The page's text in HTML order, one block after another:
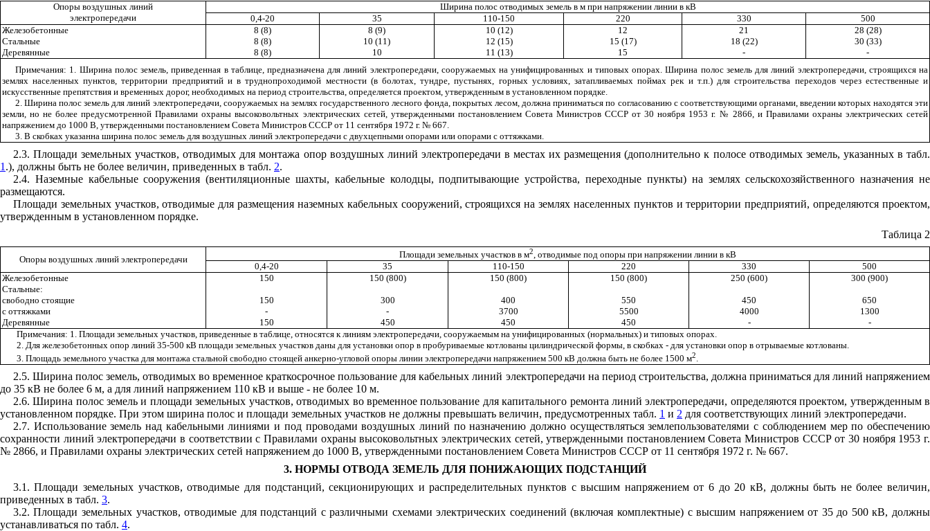
Опоры воздушных линий
электропередачи
Ширина полос отводимых земель в м при напряжении линии в кВ
0,4-20
35 110-150 220 330
500
Железобетонные
Стальные
Деревянные
8 (8)
8 (8)
8 (8)
8 (9)
10 (11)
10
10 (12)
12 (15)
11 (13)
12
15 (17)
15
21
18 (22)
-
28 (28)
30 (33)
-
Примечания: 1. Ширина полос земель, приведенная в таблице, предназначена для линий электропередачи, сооружаемых на унифицированных и типовых опорах. Ширина полос земель для линий электропередачи, строящихся на
землях населенных пунктов, территории предприятий и в труднопроходимой местности (в болотах, тундре, пустынях, горных условиях, затапливаемых поймах рек и т.п.) для строительства переходов через естественные и
искусственные препятствия и временных дорог, необходимых на период строительства, определяется проектом, утвержденным в установленном порядке.
2. Ширина полос земель для линий электропередачи, сооружаемых на землях государственного лесного фонда, покрытых лесом, должна приниматься по согласованию с соответствующими органами, введении которых находятся эти
земли, но не более предусмотренной Правилами охраны высоковольтных электрических сетей, утвержденными постановлением Совета Министров СССР от 30 ноября 1953 г. № 2866, и Правилами охраны электрических сетей
напряжением до 1000 В, утвержденными постановлением Совета Министров СССР от 11 сентября 1972 г. № 667.
3. В скобках указанна ширина полос земель для воздушных линий электропередачи с двухцепными опорами или опорами с оттяжками.
2.3. Площади земельных участков, отводимых для монтажа опор воздушных линий электропередачи в местах их размещения (дополнительно к полосе отводимых земель, указанных в табл.
1 .), должны быть не более величин, приведенных в табл. 2.
2.4. Наземные кабельные сооружения (вентиляционные шахты, кабельные колодцы, подпитывающие устройства, переходные пункты) на землях сельскохозяйственного назначения не
размещаются.
Площади земельных участков, отводимые для размещения наземных кабельных сооружений, строящихся на землях населенных пунктов и территории предприятий, определяются проектом,
утвержденным в установленном порядке.
Таблица 2
Опоры воздушных линий электропередачи Площади земельных участков в м2, отводимые под опоры при напряжении линии в кВ
0,4-20
35 110-150 220 330
500
Железобетонные
150 150 (800) 150 (800) 150 (800) 250 (600)
300 (900)
Стальные:
свободно стоящие
с оттяжками
Деревянные
150
-
150
300
-
450
400
3700
450
550
5500
450
450
4000
-
650
1300
-
Примечания: 1. Площади земельных участков, приведенные в таблице, относятся к линиям электропередачи, сооружаемым на унифицированных (нормальных) и типовых опорах.
2. Для железобетонных опор линий 35-500 кВ площади земельных участков даны для установки опор в пробуриваемые котлованы цилиндрической формы, в скобках - для установки опор в отрываемые котлованы.
3. Площадь земельного участка для монтажа стальной свободно стоящей анкерно-угловой опоры линии электропередачи напряжением 500 кВ должна быть не более 1500 м2.
2.5. Ширина полос земель, отводимых во временное краткосрочное пользование для кабельных линий электропередачи на период строительства, должна приниматься для линий напряжением
до 35 кВ не более 6 м, а для линий напряжением 110 кВ и выше - не более 10 м.
2.6. Ширина полос земель и площади земельных участков, отводимых во временное пользование для капитального ремонта линий электропередачи, определяются проектом, утвержденным в
установленном порядке. При этом ширина полос и площади земельных участков не должны превышать величин, предусмотренных табл. 1 и 2 для соответствующих линий электропередачи.
2.7. Использование земель над кабельными линиями и под проводами воздушных линий по назначению должно осуществляться землепользователями с соблюдением мер по обеспечению
сохранности линий электропередачи в соответствии с Правилами охраны высоковольтных электрических сетей, утвержденными постановлением Совета Министров СССР от 30 ноября 1953 г.
№ 2866, и Правилами охраны электрических сетей напряжением до 1000 В, утвержденными постановлением Совета Министров СССР от 11 сентября 1972 г. № 667.
3. НОРМЫ ОТВОДА ЗЕМЕЛЬ ДЛЯ ПОНИЖАЮЩИХ ПОДСТАНЦИЙ
3.1. Площади земельных участков, отводимые для подстанций, секционирующих и распределительных пунктов с высшим напряжением от 6 до 20 кВ, должны быть не более величин,
приведенных в табл. 3.
3.2. Площади земельных участков, отводимые для подстанций с различными схемами электрических соединений (включая комплектные) с высшим напряжением от 35 до 500 кВ, должны
устанавливаться по табл. 4.